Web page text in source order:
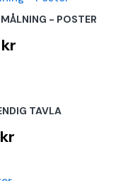
- POSTER
TAVLA